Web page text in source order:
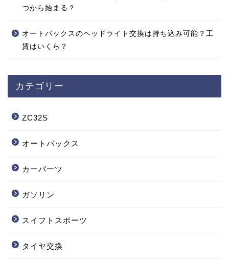
つから始まる？
オートバックスのヘッドライト交換は持ち込み可能？工
賃はいくら？
カテゴリー
ZC32S
オートバックス
カーパーツ
ガソリン
スイフトスポーツ
タイヤ交換